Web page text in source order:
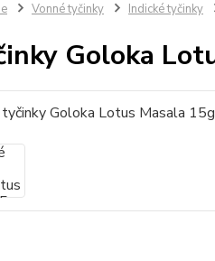
Vonné tyčinky Indické tyčinky
Goloka